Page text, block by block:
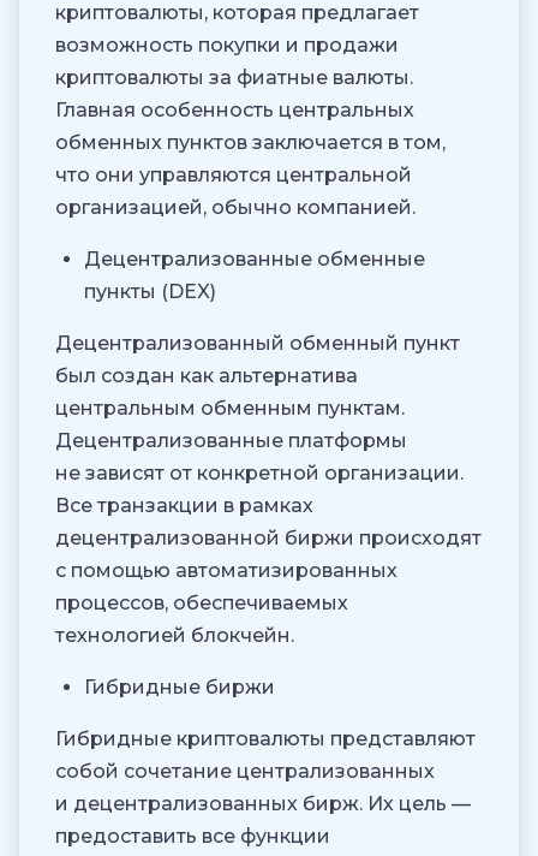
криптовалюты, которая предлагает
возможность покупки и продажи
криптовалюты за фиатные валюты.
Главная особенность центральных
обменных пунктов заключается в том,
что они управляются центральной
организацией, обычно компанией.
Децентрализованные обменные
пункты (DEX)
Децентрализованный обменный пункт
был создан как альтернатива
центральным обменным пунктам.
Децентрализованные платформы
не зависят от конкретной организации.
Все транзакции в рамках
децентрализованной биржи происходят
с помощью автоматизированных
процессов, обеспечиваемых
технологией блокчейн.
Гибридные биржи
Гибридные криптовалюты представляют
собой сочетание централизованных
и децентрализованных бирж. Их цель —
предоставить все функции